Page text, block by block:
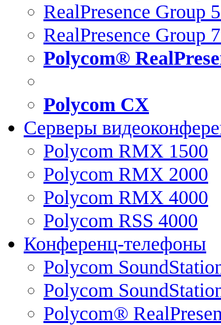
RealPresence Group
RealPresence Group
Polycom®
Polycom CX
Серверы
Polycom RMX 1500
Polycom RMX 2000
Polycom RMX 4000
Polycom RSS 4000
Конференц-телефоны
Polycom
Polycom
Polycom®